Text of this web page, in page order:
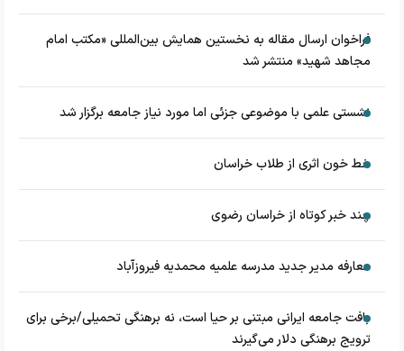
فراخوان ارسال مقاله به نخستین همایش بین‌المللی «مکتب امام
مجاهد شهید» منتشر شد
نشستی علمی با موضوعی جزئی اما مورد نیاز جامعه برگزار شد
خط خون اثری از طلاب خراسان
چند خبر کوتاه از خراسان رضوی
معارفه مدیر جدید مدرسه علمیه محمدیه فیروزآباد
بافت جامعه ایرانی مبتنی بر حیا است، نه برهنگی تحمیلی/برخی برای
ترویج برهنگی دلار می‌گیرند